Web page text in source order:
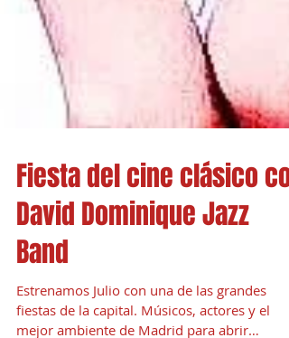
Fiesta del cine clásico con
David Dominique Jazz
Band